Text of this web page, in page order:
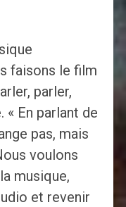
faisons le film
parler,
« En parlant de
pas, mais
voulons
musique,
et revenir